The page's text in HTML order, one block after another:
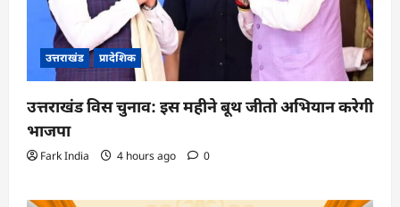
उत्तराखंड प्रादेशिक
उत्तराखंड विस चुनाव: इस महीने बूथ जीतो अभियान करेगी
भाजपा
Fark India 4 hours ago 0